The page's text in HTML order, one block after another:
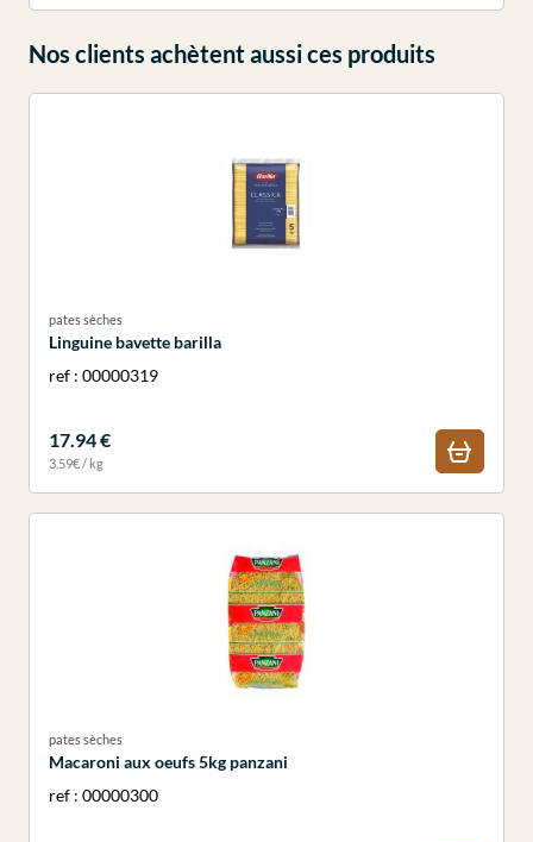
Nos clients achètent aussi ces produits
pates sèches
Linguine bavette barilla
ref : 00000319
17.94 €
3.59€ / kg
pates sèches
Macaroni aux oeufs 5kg panzani
ref : 00000300